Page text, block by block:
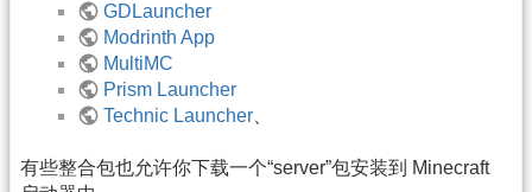
GDLauncher
Modrinth App
MultiMC
Prism Launcher
Technic Launcher
有些整合包也允许你下载一个“server”包安装到 Minecraft